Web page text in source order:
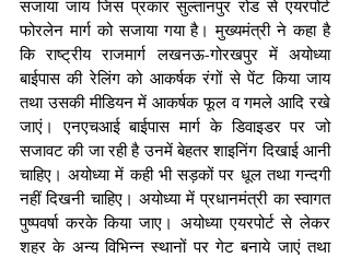
सजाया जाय जिस प्रकार सुल्तानपुर रोड से एयरपोर्ट
फोरलेन मार्ग को सजाया गया है। मुख्यमंत्री ने कहा है
कि राष्ट्रीय राजमार्ग लखनऊ-गोरखपुर में अयोध्या
बाईपास की रेलिंग को आकर्षक रंगों से पेंट किया जाय
तथा उसकी मीडियन में आकर्षक फूल व गमले आदि रखे
जाएं। एनएचआई बाईपास मार्ग के डिवाइडर पर जो
सजावट की जा रही है उनमें बेहतर शाइनिंग दिखाई आनी
चाहिए। अयोध्या में कही भी सड़कों पर धूल तथा गन्दगी
नहीं दिखनी चाहिए। अयोध्या में प्रधानमंत्री का स्वागत
पुष्पवर्षा करके किया जाए। अयोध्या एयरपोर्ट से लेकर
शहर के अन्य विभिन्न स्थानों पर गेट बनाये जाएं तथा